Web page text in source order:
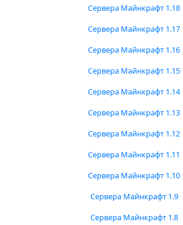
Сервера Майнкрафт 1.18
Сервера Майнкрафт 1.17
Сервера Майнкрафт 1.16
Сервера Майнкрафт 1.15
Сервера Майнкрафт 1.14
Сервера Майнкрафт 1.13
Сервера Майнкрафт 1.12
Сервера Майнкрафт 1.11
Сервера Майнкрафт 1.10
Сервера Майнкрафт 1.9
Сервера Майнкрафт 1.8